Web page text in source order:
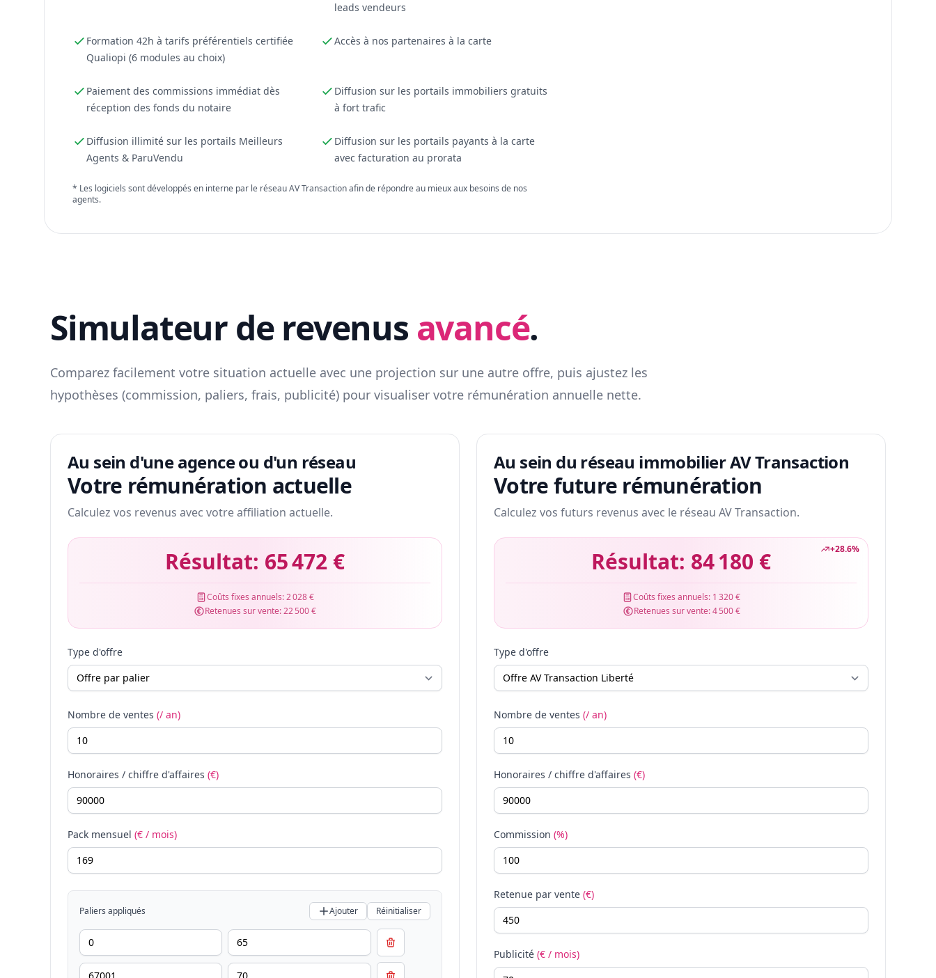
leads vendeurs
Formation 42h à tarifs préférentiels certifiée
Qualiopi (6 modules au choix)
Accès à nos partenaires à la carte
Paiement des commissions immédiat dès
réception des fonds du notaire
Diffusion sur les portails immobiliers gratuits
à fort trafic
Diffusion illimité sur les portails Meilleurs
Agents & ParuVendu
Diffusion sur les portails payants à la carte
avec facturation au prorata
* Les logiciels sont développés en interne par le réseau AV Transaction afin de répondre au mieux aux besoins de nos
agents.
Simulateur de revenus avancé.
Comparez facilement votre situation actuelle avec une projection sur une autre offre, puis ajustez les
hypothèses (commission, paliers, frais, publicité) pour visualiser votre rémunération annuelle nette.
Au sein d'une agence ou d'un réseau
Votre rémunération actuelle
Calculez vos revenus avec votre affiliation actuelle.
Résultat: 65 472 €
Coûts fixes annuels:2 028 €
Retenues sur vente:22 500 €
Type d'offre
Nombre de ventes (/ an)
Honoraires / chiffre d'affaires (€)
Pack mensuel (€ / mois)
Paliers appliqués Ajouter Réinitialiser
Au sein du réseau immobilier AV Transaction
Votre future rémunération
Calculez vos futurs revenus avec le réseau AV Transaction.
+28.6%
Résultat: 84 180 €
Coûts fixes annuels: 1 320 €
Retenues sur vente:4 500 €
Type d'offre
Nombre de ventes (/ an)
Honoraires / chiffre d'affaires (€)
Commission (%)
Retenue par vente (€)
Publicité (€ / mois)